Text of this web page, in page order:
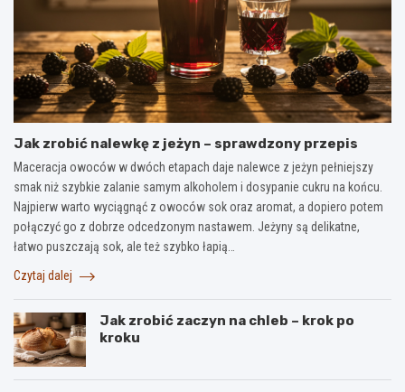
Jak zrobić nalewkę z jeżyn – sprawdzony przepis
Maceracja owoców w dwóch etapach daje nalewce z jeżyn pełniejszy
smak niż szybkie zalanie samym alkoholem i dosypanie cukru na końcu.
Najpierw warto wyciągnąć z owoców sok oraz aromat, a dopiero potem
połączyć go z dobrze odcedzonym nastawem. Jeżyny są delikatne,
łatwo puszczają sok, ale też szybko łapią…
Czytaj dalej
Jak zrobić zaczyn na chleb – krok po
kroku